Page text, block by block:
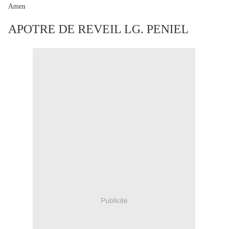
Amen
APOTRE DE REVEIL LG. PENIEL
Publicité